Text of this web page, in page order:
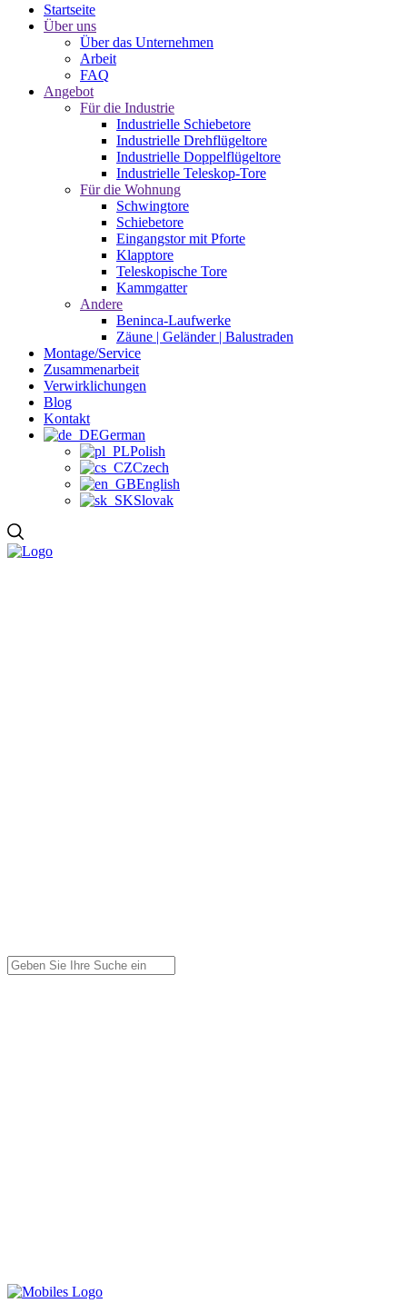
Startseite
Über uns
Über das Unternehmen
Arbeit
FAQ
Angebot
Für die Industrie
Industrielle Schiebetore
Industrielle Drehflügeltore
Industrielle Doppelflügeltore
Industrielle Teleskop-Tore
Für die Wohnung
Schwingtore
Schiebetore
Eingangstor mit Pforte
Klapptore
Teleskopische Tore
Kammgatter
Andere
Beninca-Laufwerke
Zäune | Geländer | Balustraden
Montage/Service
Zusammenarbeit
Verwirklichungen
Blog
Kontakt
German
Polish
Czech
English
Slovak